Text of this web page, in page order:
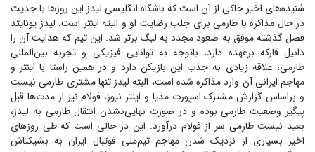
شنیده‌های اخیر حاکی از آن است که باشگاه انگلیسی لیدز این روز‌ها با جدیت
در حال مذاکره با طارمی برای جلب رضایت او و البته اینتر است. لیدز یونایتد
فصل گذشته موفق به صعود مجدد به لیگ برتر شد. این تیم که هدایت آن را
دانیل فارکه برعهده دارد، باتوجه به توانایی فیزیکی و تجربه بین‌المللی
طارمی، علاقه زیادی به جذب این بازیکن دارد و در همین راستا با اینتر و
مهاجم ایرانی آن وارد مذاکره شده است، البته لیدز تنها مشتری طارمی نیست
و براساس گزارش مشترک اسپورت مدیا و اینتر نیوز، فولام نیز از مدت‌ها قبل
پیگیر وضعیت طارمی بوده و در صورت نهایی‌نشدن انتقال طارمی به لیدز،
بعید نیست طارمی سر از فولام درآورد. این در حالی است که طی روز‌های
اخیر بسیاری از نزدیک شدن مهاجم تیم‌ملی فوتبال ایران به بشیکتاش